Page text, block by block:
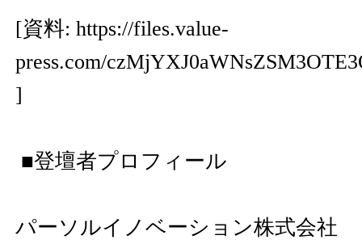
[資料: https://files.value-
press.com/
]
■登壇者プロフィール
パーソルイノベーション株式会社